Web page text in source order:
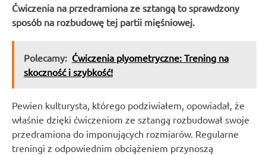
Ćwiczenia na przedramiona ze sztangą to sprawdzony
sposób na rozbudowę tej partii mięśniowej.
Polecamy: Ćwiczenia plyometryczne: Trening na
skoczność i szybkość!
Pewien kulturysta, którego podziwiałem, opowiadał, że
właśnie dzięki ćwiczeniom ze sztangą rozbudował swoje
przedramiona do imponujących rozmiarów. Regularne
treningi z odpowiednim obciążeniem przynoszą